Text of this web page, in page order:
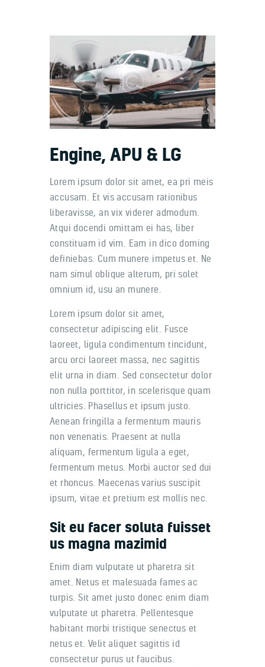
Home
About us
Our benefits
Contacts
Engine, APU & LG
Lorem ipsum dolor sit amet, ea pri meis
accusam. Et vis accusam rationibus
liberavisse, an vix viderer admodum.
Atqui docendi omittam ei has, liber
constituam id vim. Eam in dico doming
definiebas. Cum munere impetus et. Ne
nam simul oblique alterum, pri solet
omnium id, usu an munere.
Lorem ipsum dolor sit amet,
consectetur adipiscing elit. Fusce
laoreet, ligula condimentum tincidunt,
arcu orci laoreet massa, nec sagittis
elit urna in diam. Sed consectetur dolor
non nulla porttitor, in scelerisque quam
ultricies. Phasellus et ipsum justo.
Aenean fringilla a fermentum mauris
non venenatis. Praesent at nulla
aliquam, fermentum ligula a eget,
fermentum metus. Morbi auctor sed dui
et rhoncus. Maecenas varius suscipit
ipsum, vitae et pretium est mollis nec.
Sit eu facer soluta fuisset
us magna mazimid
Enim diam vulputate ut pharetra sit
amet. Netus et malesuada fames ac
turpis. Sit amet justo donec enim diam
vulputate ut pharetra. Pellentesque
habitant morbi tristique senectus et
netus et. Velit aliquet sagittis id
consectetur purus ut faucibus.